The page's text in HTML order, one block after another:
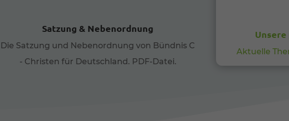
Satzung & Nebenordnung
Die Satzung und Nebenordnung von Bündnis C
- Christen für Deutschland. PDF-Datei.
Aktuelle
(1)
Cookies ermöglichen grundlegende Funktionen und sind für die
Funktion der Website erforderlich.